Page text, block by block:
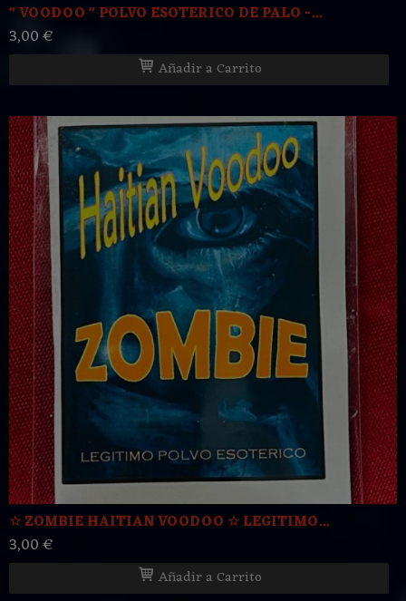
" VOODOO " POLVO ESOTERICO DE PALO -...
3,00 €
Añadir a Carrito
☆ ZOMBIE HAITIAN VOODOO ☆ LEGITIMO...
3,00 €
Añadir a Carrito